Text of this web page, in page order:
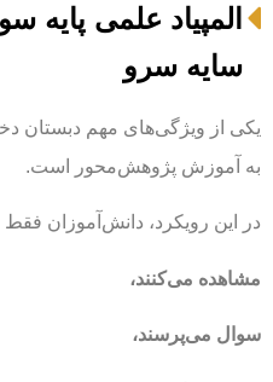
المپیاد علمی پایه
سایه سرو
یکی از ویژگی‌های مهم دبستان
به آموزش پژوهش‌محور است.
در این رویکرد، دانش‌آموزان فقط
مشاهده می‌کنند،
سوال می‌پرسند،